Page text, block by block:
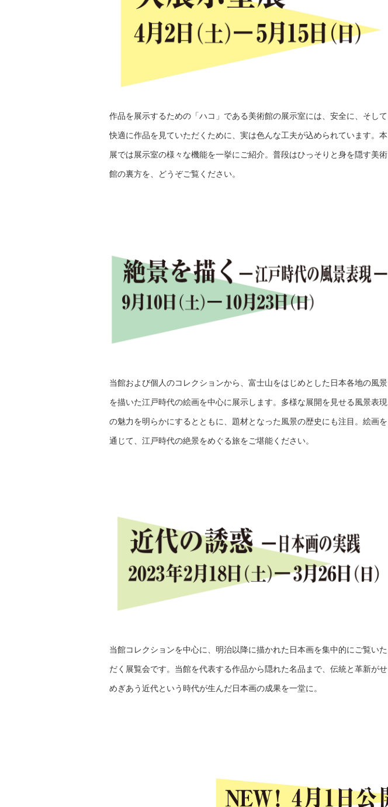
作品を展示するための「ハコ」である美術館の展示室には、安全に、そして
快適に作品を見ていただくために、実は色んな工夫が込められています。本
展では展示室の様々な機能を一挙にご紹介。普段はひっそりと身を隠す美術
館の裏方を、どうぞご覧ください。
当館および個人のコレクションから、富士山をはじめとした日本各地の風景
を描いた江戸時代の絵画を中心に展示します。多様な展開を見せる風景表現
の魅力を明らかにするとともに、題材となった風景の歴史にも注目。絵画を
通じて、江戸時代の絶景をめぐる旅をご堪能ください。
当館コレクションを中心に、明治以降に描かれた日本画を集中的にご覧いた
だく展覧会です。当館を代表する作品から隠れた名品まで、伝統と革新がせ
めぎあう近代という時代が生んだ日本画の成果を一堂に。